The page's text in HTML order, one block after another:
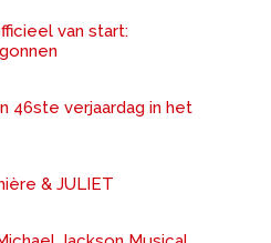
van start:
46ste verjaardag in het
& JULIET